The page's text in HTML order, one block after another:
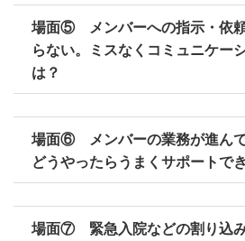
場面⑤ メンバーへの指示・依
らない。ミスなくコミュニケー
は？
場面⑥ メンバーの業務が進ん
どうやったらうまくサポートで
場面⑦ 緊急入院などの割り込